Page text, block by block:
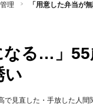
理 「用意した弁当が
なる…」
い
見直した・手放した人